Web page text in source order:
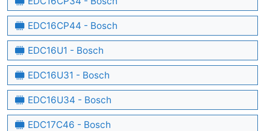
EDC16CP44 - Bosch
EDC16U1 - Bosch
EDC16U31 - Bosch
EDC16U34 - Bosch
EDC17C46 - Bosch